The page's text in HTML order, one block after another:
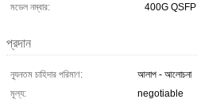
মডেল নম্বার:
400G QSFP
প্রদান
ন্যূনতম চাহিদার পরিমাণ:
আলাপ - আলোচনা
মূল্য:
negotiable